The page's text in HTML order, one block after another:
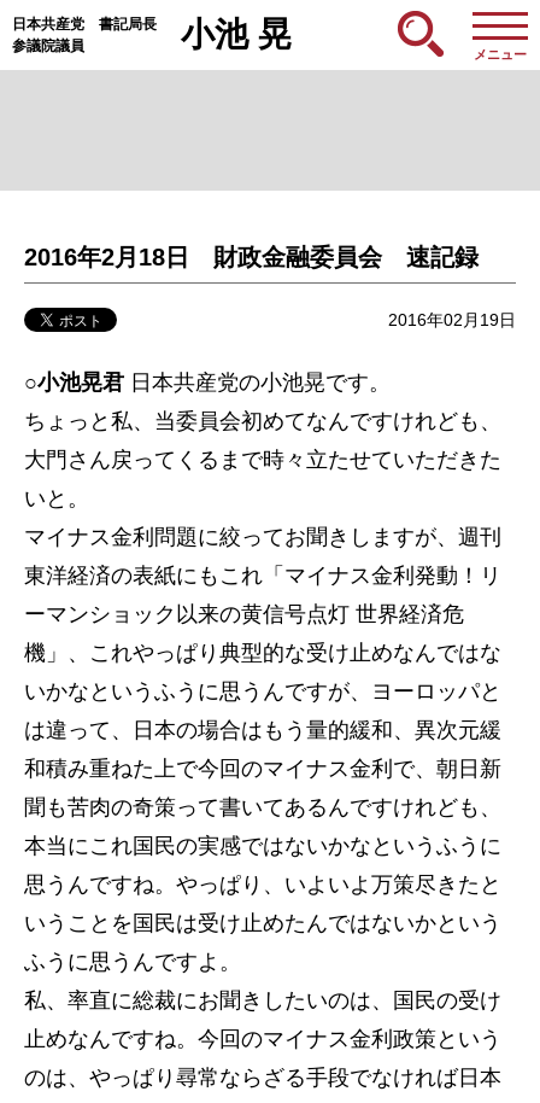
日本共産党 書記局長
参議院議員
小池 晃
メニュー
2016年2月18日 財政金融委員会 速記録
2016年02月19日
○小池晃君 日本共産党の小池晃です。
ちょっと私、当委員会初めてなんですけれども、
大門さん戻ってくるまで時々立たせていただきた
いと。
マイナス金利問題に絞ってお聞きしますが、週刊
東洋経済の表紙にもこれ「マイナス金利発動！リ
ーマンショック以来の黄信号点灯 世界経済危
機」、これやっぱり典型的な受け止めなんではな
いかなというふうに思うんですが、ヨーロッパと
は違って、日本の場合はもう量的緩和、異次元緩
和積み重ねた上で今回のマイナス金利で、朝日新
聞も苦肉の奇策って書いてあるんですけれども、
本当にこれ国民の実感ではないかなというふうに
思うんですね。やっぱり、いよいよ万策尽きたと
いうことを国民は受け止めたんではないかという
ふうに思うんですよ。
私、率直に総裁にお聞きしたいのは、国民の受け
止めなんですね。今回のマイナス金利政策という
のは、やっぱり尋常ならざる手段でなければ日本